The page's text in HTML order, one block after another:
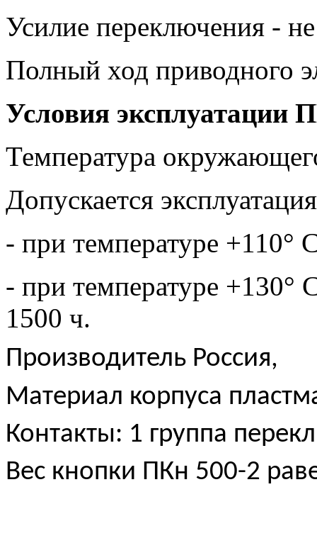
Усилие переключения -
Полный ход приводного
Условия эксплуатации
Температура
Допускается
- при температуре +110°
- при температуре +130°
1500 ч.
Производитель Россия,
Материал корпуса
Контакты: 1 группа
Вес кнопки ПКн 500-2